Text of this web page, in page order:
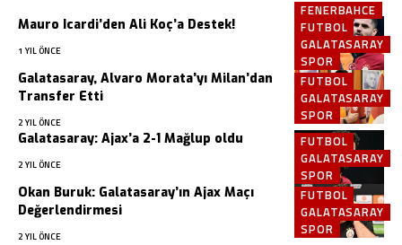
FENERBAHCE
FUTBOL
GALATASARAY
SPOR
Mauro Icardi’den Ali Koç’a Destek!
1 YIL ÖNCE
FUTBOL
GALATASARAY
SPOR
Galatasaray, Alvaro Morata’yı Milan’dan
Transfer Etti
2 YIL ÖNCE
FUTBOL
GALATASARAY
SPOR
Galatasaray: Ajax’a 2-1 Mağlup oldu
2 YIL ÖNCE
FUTBOL
GALATASARAY
SPOR
Okan Buruk: Galatasaray’ın Ajax Maçı
Değerlendirmesi
2 YIL ÖNCE